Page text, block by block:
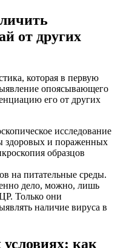
от других
которая в первую
опоясывающего
его от других
исследование
здоровых и пораженных
образцов
на питательные среды.
дело, можно, лишь
Только они
наличие вируса в
как